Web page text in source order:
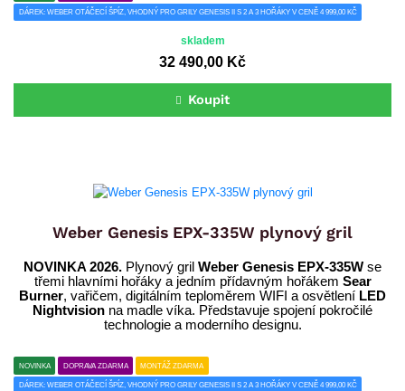
DÁREK: WEBER OTÁČECÍ ŠPÍZ, VHODNÝ PRO GRILY GENESIS II S 2 A 3 HOŘÁKY V CENĚ 4 999,00 KČ
skladem
32 490,00 Kč
Koupit
Weber Genesis EPX-335W plynový gril
NOVINKA 2026. Plynový gril Weber Genesis EPX-335W se
třemi hlavními hořáky a jedním přídavným hořákem Sear
Burner, vařičem, digitálním teploměrem WIFI a osvětlení LED
Nightvision na madle víka. Představuje spojení pokročilé
technologie a moderního designu.
NOVINKA DOPRAVA ZDARMA MONTÁŽ ZDARMA
DÁREK: WEBER OTÁČECÍ ŠPÍZ, VHODNÝ PRO GRILY GENESIS II S 2 A 3 HOŘÁKY V CENĚ 4 999,00 KČ